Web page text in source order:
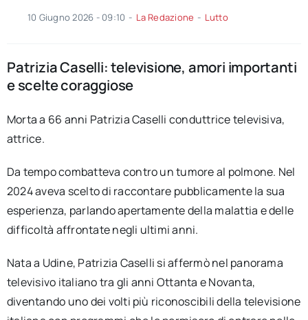
10 Giugno 2026 - 09:10 - La Redazione - Lutto
Patrizia Caselli: televisione, amori importanti
e scelte coraggiose
Morta a 66 anni Patrizia Caselli conduttrice televisiva,
attrice.
Da tempo combatteva contro un tumore al polmone. Nel
2024 aveva scelto di raccontare pubblicamente la sua
esperienza, parlando apertamente della malattia e delle
difficoltà affrontate negli ultimi anni.
Nata a Udine, Patrizia Caselli si affermò nel panorama
televisivo italiano tra gli anni Ottanta e Novanta,
diventando uno dei volti più riconoscibili della televisione